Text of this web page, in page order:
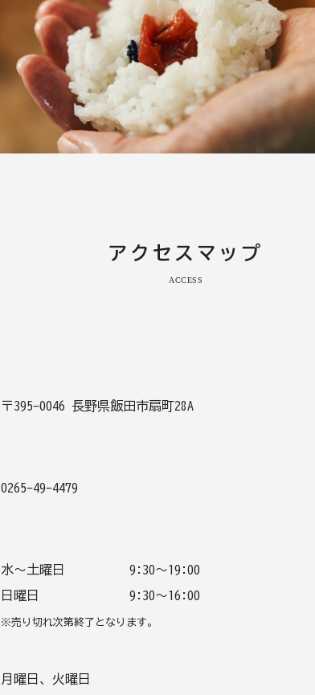
アクセスマップ
ACCESS
〒395-0046 長野県飯田市扇町28A
0265-49-4479
水～土曜日
9:30～19:00
日曜日
9:30～16:00
※売り切れ次第終了となります。
月曜日、火曜日